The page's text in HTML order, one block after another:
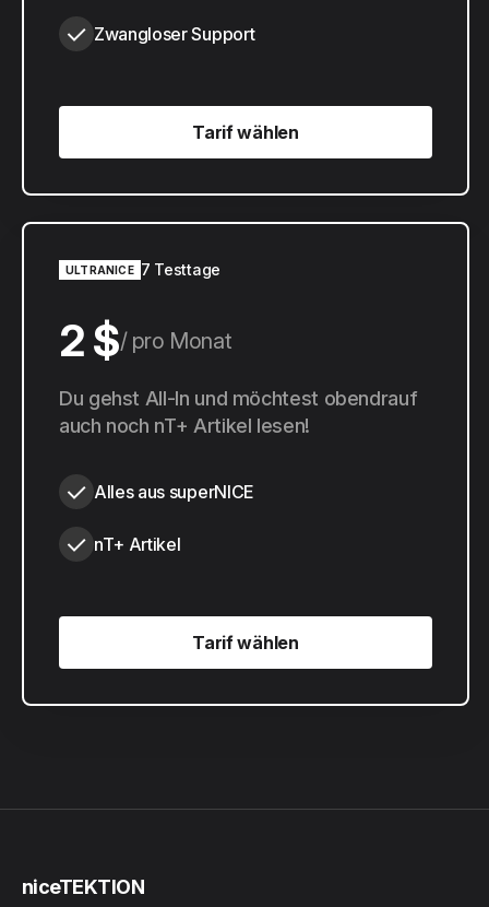
Zwangloser Support
Tarif wählen
Tarif wählen
ULTRANICE 7 Testtage
2 $ pro Monat
20 $ pro Jahr
Du gehst All-In und möchtest obendrauf
auch noch nT+ Artikel lesen!
Alles aus superNICE
nT+ Artikel
Tarif wählen
Tarif wählen
niceTEKTION